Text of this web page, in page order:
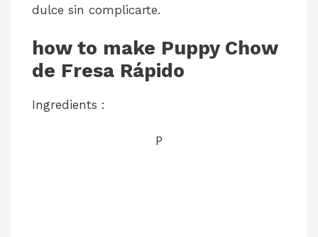
dulce sin complicarte.
how to make Puppy Chow
de Fresa Rápido
Ingredients :
P